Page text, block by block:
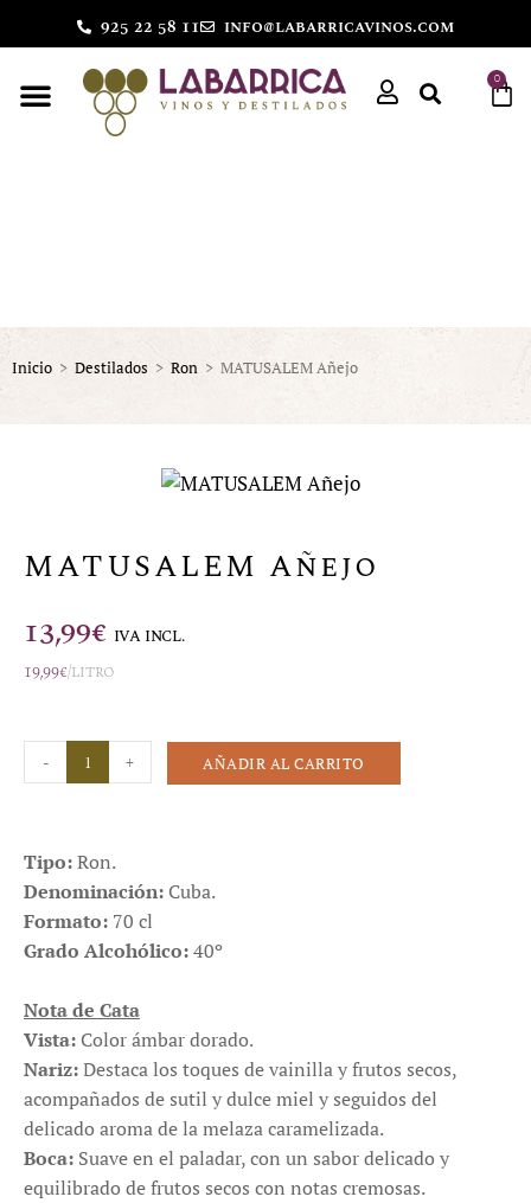
925 22 58 11 info@labarricavinos.com
0
Inicio > Destilados > Ron > MATUSALEM Añejo
MATUSALEM Añejo
13,99€ IVA INCL.
19,99€/litro
- + AÑADIR AL CARRITO
Tipo:Ron.
Denominación: Cuba.
Formato: 70 cl
Grado Alcohólico:40º
Nota de Cata
Vista: Color ámbar dorado.
Nariz:Destaca los toques de vainilla y frutos secos,
acompañados de sutil y dulce miel y seguidos del
delicado aroma de la melaza caramelizada.
Boca: Suave en el paladar, con un sabor delicado y
equilibrado de frutos secos con notas cremosas.